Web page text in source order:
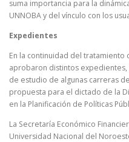
suma importancia para la
UNNOBA y del vínculo con los
Expedientes
En la continuidad del
aprobaron distintos
de estudio de algunas carreras
propuesta para el dictado de la
en la Planificación de Políticas
La Secretaría Económico
Universidad Nacional del